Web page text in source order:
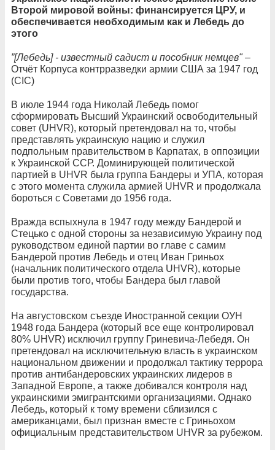
Второй мировой войны: финансируется ЦРУ, и
обеспечивается необходимым как и Лебедь до
этого
”[Лебедь] - известный садист и пособник немцев"–
Отчёт Корпуса контрразведки армии США за 1947 год
(CIC)
В июле 1944 года Николай Лебедь помог
сформировать Высший Украинский освободительный
совет (UHVR), который претендовал на то, чтобы
представлять украинскую нацию и служил
подпольным правительством в Карпатах, в оппозиции
к Украинской ССР. Доминирующей политической
партией в UHVR была группа Бандеры и УПА, которая
с этого момента служила армией UHVR и продолжала
бороться с Советами до 1956 года.
Вражда вспыхнула в 1947 году между Бандерой и
Стецько с одной стороны за независимую Украину под
руководством единой партии во главе с самим
Бандерой против Лебедь и отец Иван Гриньох
(начальник политического отдела UHVR), которые
были против того, чтобы Бандера был главой
государства.
На августовском съезде Иностранной секции ОУН
1948 года Бандера (который все еще контролировал
80% UHVR) исключил группу Гриневича-Лебедя. Он
претендовал на исключительную власть в украинском
национальном движении и продолжал тактику террора
против антибандеровских украинских лидеров в
Западной Европе, а также добивался контроля над
украинскими эмигрантскими организациями. Однако
Лебедь, который к тому времени сблизился с
американцами, был признан вместе с Гриньохом
официальным представительством UHVR за рубежом.